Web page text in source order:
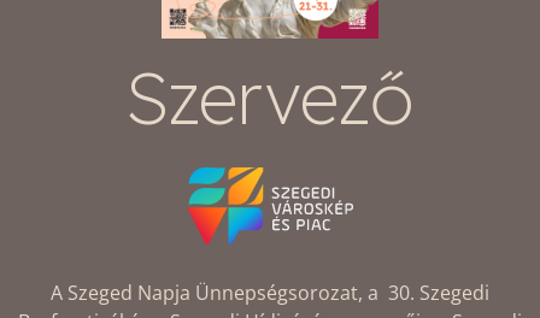
Szervező
A Szeged Napja Ünnepségsorozat, a 30. Szegedi